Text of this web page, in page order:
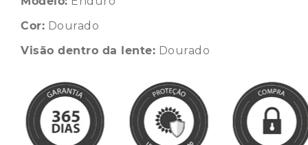
Cor: Dourado
Visão dentro da lente: Dourado